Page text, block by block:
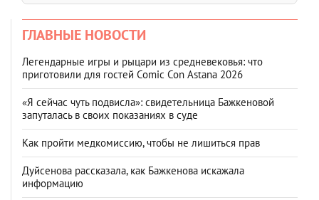
ГЛАВНЫЕ НОВОСТИ
Легендарные игры и рыцари из средневековья: что
приготовили для гостей Comic Con Astana 2026
«Я сейчас чуть подвисла»: свидетельница Бажкеновой
запуталась в своих показаниях в суде
Как пройти медкомиссию, чтобы не лишиться прав
Дуйсенова рассказала, как Бажкенова искажала
информацию